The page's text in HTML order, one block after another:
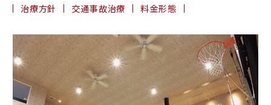
治療方針 交通事故治療 料金形態